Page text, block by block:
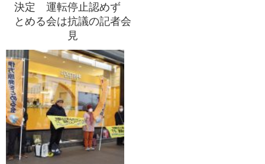
決定 運転停止認めず
とめる会は抗議の記者会
見